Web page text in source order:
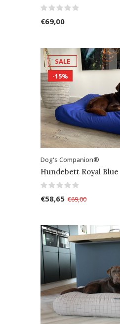
€69,00
SALE
-15%
Dog's Companion®
Hundebett Royal Blue
€58,65 €69,00